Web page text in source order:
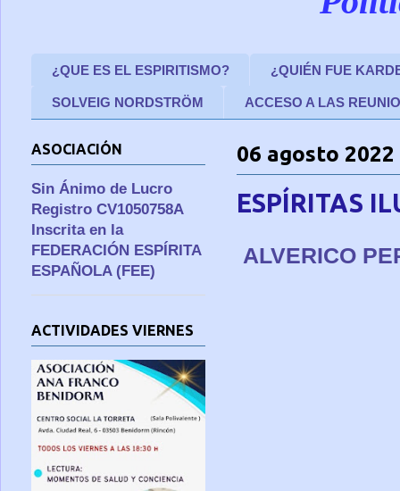
¿QUE ES EL ESPIRITISMO? ¿QUIÉN FUE
SOLVEIG NORDSTRÖM ACCESO A LAS
06 agosto 2022
ESPÍRITAS
ALVERICO
ASOCIACIÓN
Sin Ánimo de Lucro
Registro CV1050758A
Inscrita en la
FEDERACIÓN ESPÍRITA
ESPAÑOLA (FEE)
ACTIVIDADES VIERNES